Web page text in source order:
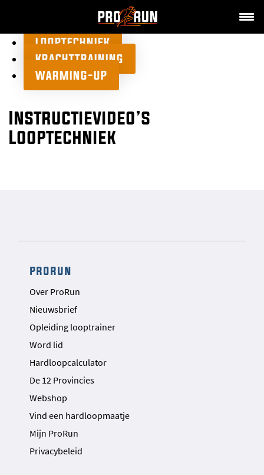
LOOPTECHNIEK
KRACHTTRAINING
WARMING-UP
Instructievideo’s
Looptechniek
prorun
Over ProRun
Nieuwsbrief
Opleiding looptrainer
Word lid
Hardloopcalculator
De 12 Provincies
Webshop
Vind een hardloopmaatje
Mijn ProRun
Privacybeleid